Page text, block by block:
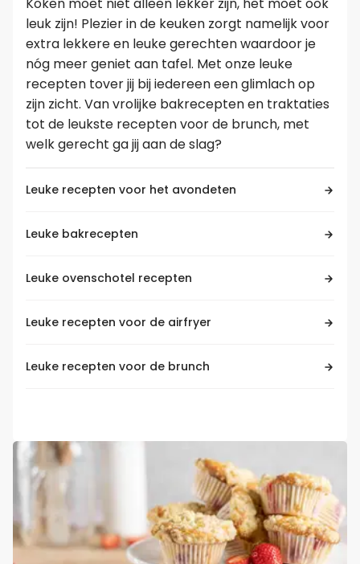
Leer koken als een chef
Kooktips & blogs
leuk zijn! Plezier in de keuken zorgt namelijk voor
extra lekkere en leuke gerechten waardoor je
nóg meer geniet aan tafel. Met onze leuke
recepten tover jij bij iedereen een glimlach op
zijn zicht. Van vrolijke bakrecepten en traktaties
tot de leukste recepten voor de brunch, met
welk gerecht ga jij aan de slag?
Leuke recepten voor het avondeten
Leuke bakrecepten
Leuke ovenschotel recepten
Leuke recepten voor de airfryer
Leuke recepten voor de brunch